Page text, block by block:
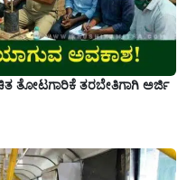
ತೋಟಗಾರಿಕೆ ತರಬೇತಿಗಾಗಿ ಅರ್ಜಿ